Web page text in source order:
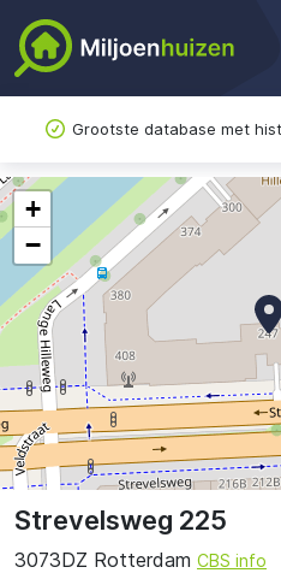
Grootste database met
Strevelsweg 225
3073DZ Rotterdam CBS info
+
−